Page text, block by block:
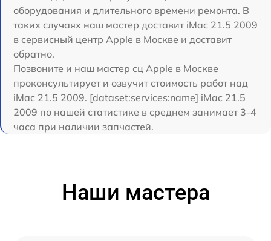
оборудования и длительного времени ремонта. В
таких случаях наш мастер доставит iMac 21.5 2009
в сервисный центр Apple в Москве и доставит
обратно.
Позвоните и наш мастер сц Apple в Москве
проконсультирует и озвучит стоимость работ над
iMac 21.5 2009. [dataset:services:name] iMac 21.5
2009 по нашей статистике в среднем занимает 3-4
часа при наличии запчастей.
Наши мастера